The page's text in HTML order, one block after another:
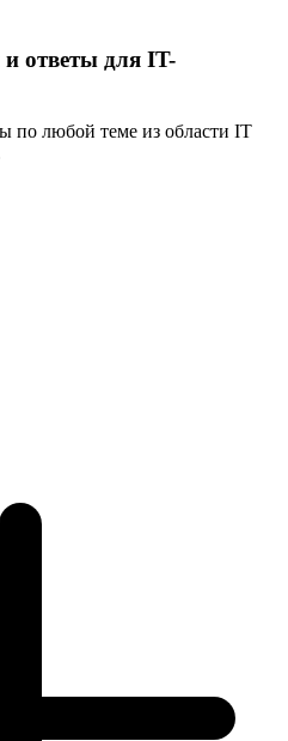
ответы для IT-
по любой теме из области IT